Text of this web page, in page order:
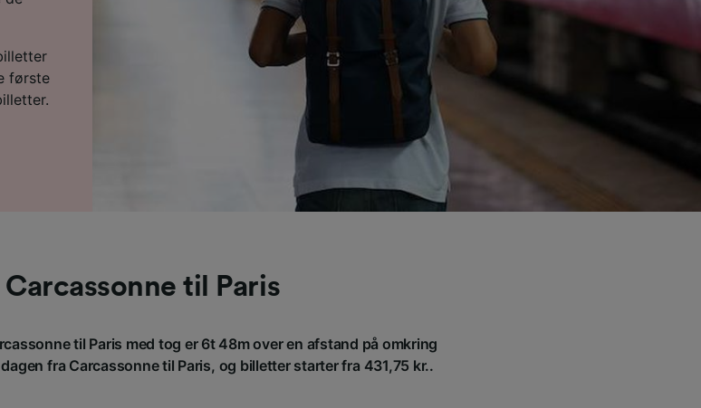
første
til Paris
til Paris med tog er 6t 48m over en afstand på omkring
fra Carcassonne til Paris, og billetter starter fra 431,75 kr..